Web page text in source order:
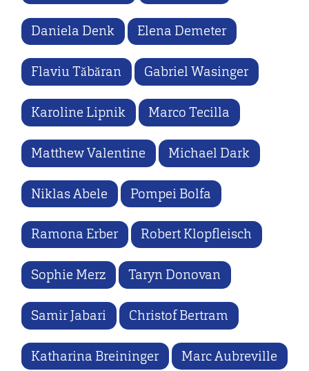
Daniela Denk Elena Demeter
Flaviu Tăbăran Gabriel Wasinger
Karoline Lipnik Marco Tecilla
Matthew Valentine Michael Dark
Niklas Abele Pompei Bolfa
Ramona Erber Robert Klopfleisch
Sophie Merz Taryn Donovan
Samir Jabari Christof Bertram
Katharina Breininger Marc Aubreville